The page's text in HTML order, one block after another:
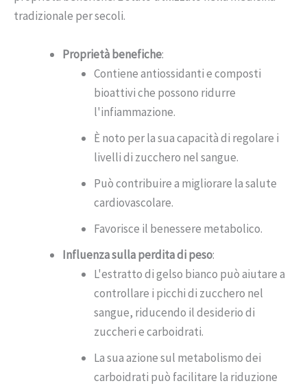
tradizionale per secoli.
Proprietà benefiche:
Contiene antiossidanti e composti
bioattivi che possono ridurre
l'infiammazione.
È noto per la sua capacità di regolare i
livelli di zucchero nel sangue.
Può contribuire a migliorare la salute
cardiovascolare.
Favorisce il benessere metabolico.
Influenza sulla perdita di peso:
L'estratto di gelso bianco può aiutare a
controllare i picchi di zucchero nel
sangue, riducendo il desiderio di
zuccheri e carboidrati.
La sua azione sul metabolismo dei
carboidrati può facilitare la riduzione